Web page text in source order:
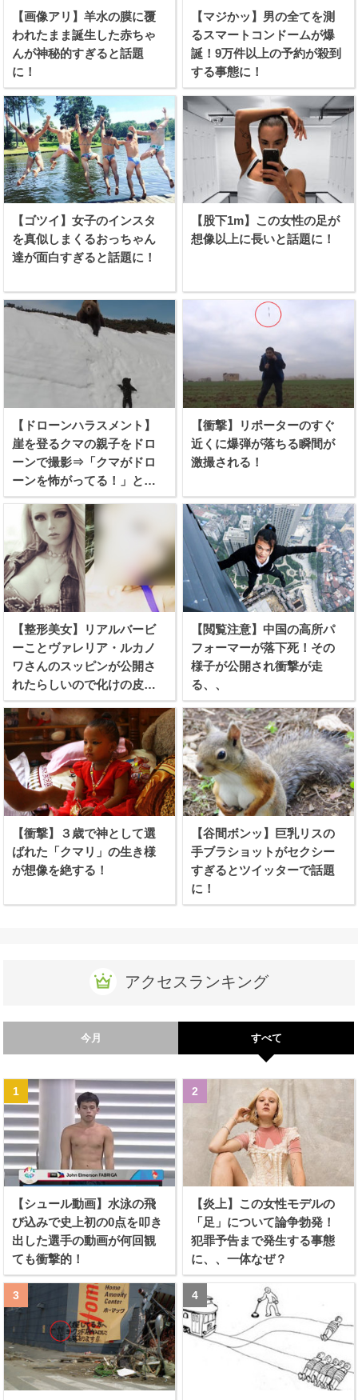
【画像アリ】羊水の膜に覆
われたまま誕生した赤ちゃ
んが神秘的すぎると話題
に！
【マジかッ】男の全てを測
るスマートコンドームが爆
誕！9万件以上の予約が殺到
する事態に！
【ゴツイ】女子のインスタ
を真似しまくるおっちゃん
達が面白すぎると話題に！
【股下1m】この女性の足が
想像以上に長いと話題に！
【ドローンハラスメント】
崖を登るクマの親子をドロ
ーンで撮影⇒「クマがドロ
ーンを怖がってる！」と批
難殺到！
【衝撃】リポーターのすぐ
近くに爆弾が落ちる瞬間が
激撮される！
【整形美女】リアルバービ
ーことヴァレリア・ルカノ
ワさんのスッピンが公開さ
れたらしいので化けの皮を
剥ぐつもりで見てみたぞ！
【閲覧注意】中国の高所パ
フォーマーが落下死！その
様子が公開され衝撃が走
る、、
【衝撃】３歳で神として選
ばれた「クマリ」の生き様
が想像を絶する！
【谷間ボンッ】巨乳リスの
手ブラショットがセクシー
すぎるとツイッターで話題
に！
アクセスランキング
今月 すべて
【シュール動画】水泳の飛
び込みで史上初の0点を叩き
出した選手の動画が何回観
ても衝撃的！
【炎上】この女性モデルの
「足」について論争勃発！
犯罪予告まで発生する事態
に、、一体なぜ？